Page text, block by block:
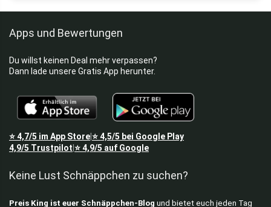
Apps und Bewertungen
Du willst keinen Deal mehr verpassen?
Dann lade unsere Gratis App herunter.
⭐4,7/5 im App Store⭐4,5/5 bei Google Play
4,9/5 Trustpilot ⭐4,9/5 auf Google
Keine Lust Schnäppchen zu suchen?
Preis King ist euer Schnäppchen-Blog und bietet euch jeden Tag